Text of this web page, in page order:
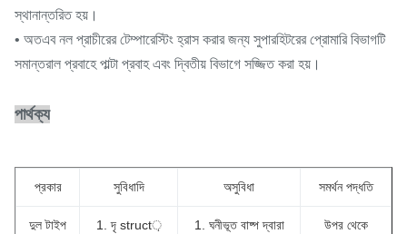
স্থানান্তরিত হয়।
• অতএব নল প্রাচীরের টেম্পারেস্টিং হ্রাস করার জন্য সুপারহিটরের প্রোমারি বিভাগটি
সমান্তরাল প্রবাহে পাল্টা প্রবাহ এবং দ্বিতীয় বিভাগে সজ্জিত করা হয়।
পার্থক্য
প্রকার সুবিধাদি অসুবিধা সমর্থন পদ্ধতি
দুল টাইপ
1. দৃ struct়
1. ঘনীভূত বাষ্প দ্বারা
উপর থেকে